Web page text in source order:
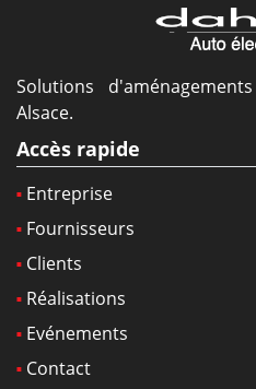
Solutions
Alsace.
Accès rapide
Entreprise
Fournisseurs
Clients
Réalisations
Evénements
Contact